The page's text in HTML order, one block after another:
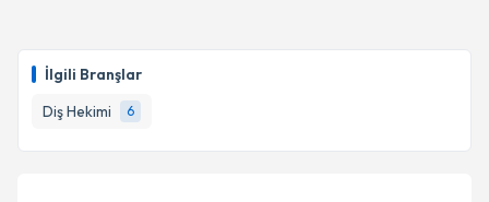
İlgili Branşlar
Diş Hekimi
6
takvim hazırlandığında e-posta ile bilgilendireceğiz.
E-posta Adresiniz